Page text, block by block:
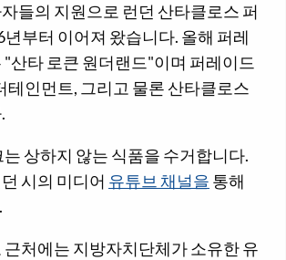
들의 지원으로 런던 산타클로스 퍼
부터 이어져 왔습니다. 올해 퍼레
"산타 로큰 원더랜드"이며 퍼레이드
테인먼트, 그리고 물론 산타클로스
상하지 않는 식품을 수거합니다.
시의 미디어 유튜브 채널을 통해
근처에는 지방자치단체가 소유한 유